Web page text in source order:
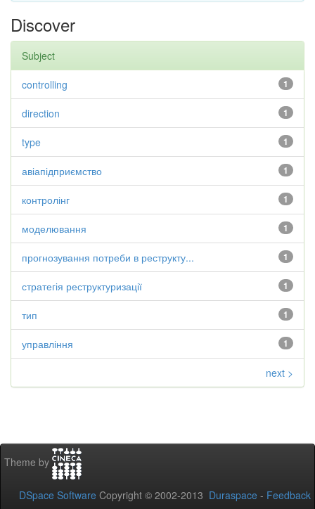
Discover
Subject
1
controlling
1
direction
1
type
1
авіапідприємство
1
контролінг
1
моделювання
1
прогнозування потреби в реструкту...
1
стратегія реструктуризації
1
тип
1
управління
next >
Theme by
DSpace Software Copyright © 2002-2013 Duraspace - Feedback